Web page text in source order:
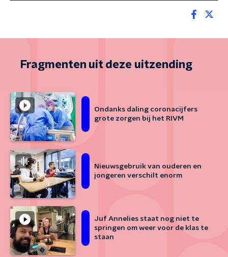
Fragmenten uit deze uitzending
Ondanks daling coronacijfers
grote zorgen bij het RIVM
Nieuwsgebruik van ouderen en
jongeren verschilt enorm
Juf Annelies staat nog niet te
springen om weer voor de klas te
staan